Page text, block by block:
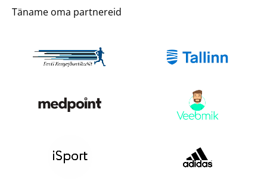
Täname oma partnereid